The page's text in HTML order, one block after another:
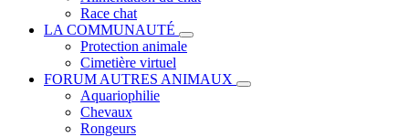
Race chat
LA COMMUNAUTÉ
Protection animale
Cimetière virtuel
FORUM AUTRES ANIMAUX
Aquariophilie
Chevaux
Rongeurs